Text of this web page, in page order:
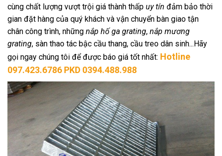
cùng chất lượng vượt trội giá thành thấp uy tín đảm bảo thời
gian đặt hàng của quý khách và vận chuyển bàn giao tận
chân công trình, những nắp hố ga grating, nắp mương
grating, sàn thao tác bậc cầu thang, cầu treo dân sinh...Hãy
gọi ngay chúng tôi để được báo giá tốt nhất: Hotline
097.423.6786 PKD 0394.488.988